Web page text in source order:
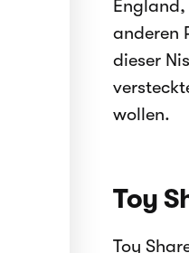
anderen
dieser
wollen.
Toy
Toy